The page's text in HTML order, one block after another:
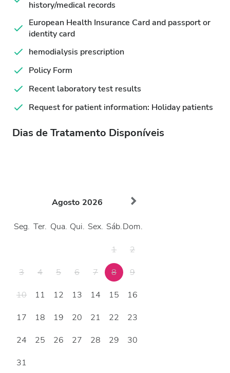
history/medical records
European Health Insurance Card and passport or
identity card
hemodialysis prescription
Policy Form
Recent laboratory test results
Request for patient information: Holiday patients
Dias de Tratamento Disponíveis
Agosto 2026
Seg. Ter. Qua. Qui. Sex. Sáb.Dom.
1
2
3
4 5 6 7 8
9
10
11 12 13 14 15
16
17
18 19 20 21 22
23
24
25 26 27 28 29
30
31